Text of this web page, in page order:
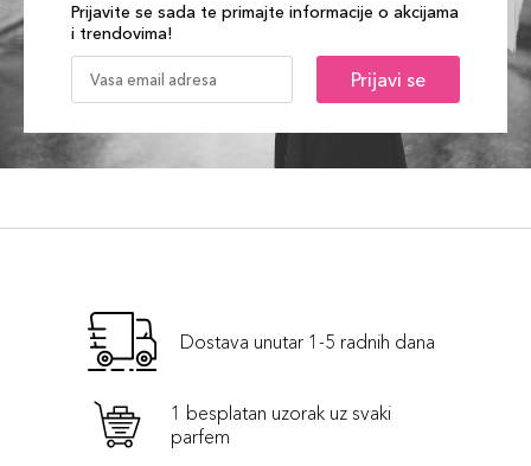
Prijavite se sada te primajte informacije o akcijama
i trendovima!
Prijavi se
Dostava unutar 1-5 radnih dana
1 besplatan uzorak uz svaki
parfem